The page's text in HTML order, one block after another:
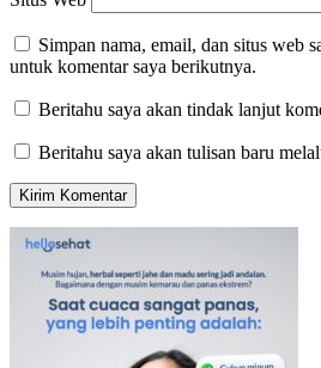
Simpan nama, email, dan situs web
untuk komentar saya berikutnya.
Beritahu saya akan tindak lanjut
Beritahu saya akan tulisan baru